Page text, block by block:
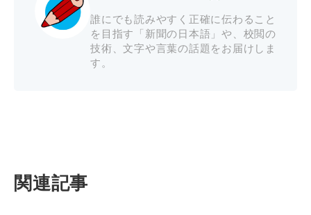
誰にでも読みやすく正確に伝わること
を目指す「新聞の日本語」や、校閲の
技術、文字や言葉の話題をお届けしま
す。
関連記事